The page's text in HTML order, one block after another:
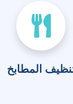
المطابخ